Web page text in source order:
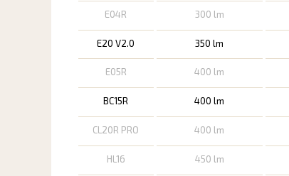
E04R
300 lm
E20 V2.0
350 lm
E05R 400 lm
BC15R
400 lm
CL20R PRO
400 lm
HL16
450 lm